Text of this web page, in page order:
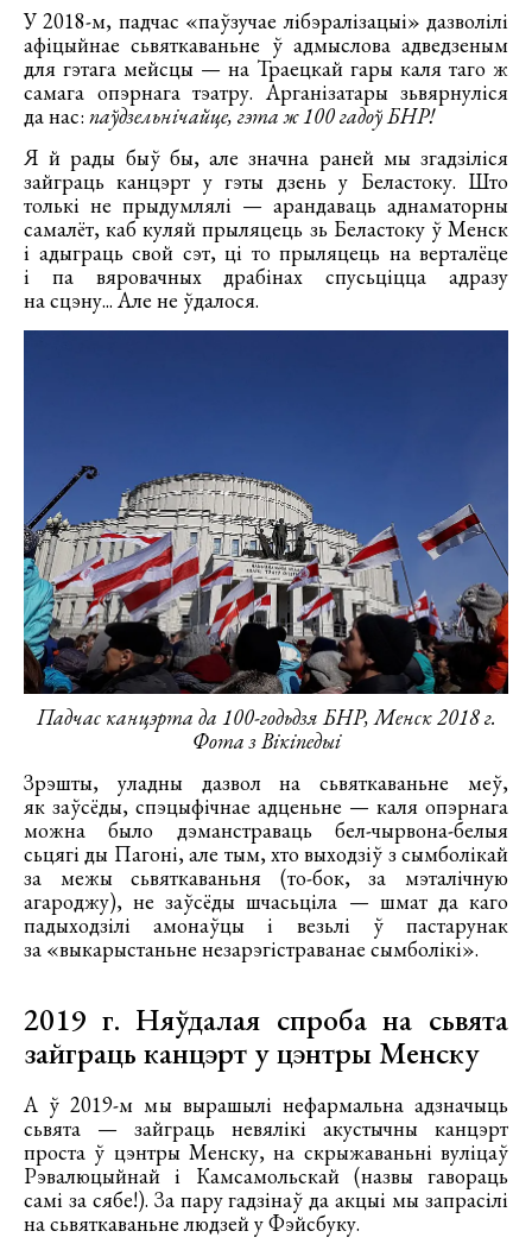
У 2018-м, падчас «паўзучае лібэралізацыі» дазволілі
афіцыйнае сьвяткаваньне ў адмыслова адведзеным
для гэтага мейсцы — на Траецкай гары каля таго ж
самага опэрнага тэатру. Арганізатары зьвярнуліся
да нас: паўдзельнічайце, гэта ж 100 гадоў БНР!
Я й рады быў бы, але значна раней мы згадзіліся
зайграць канцэрт у гэты дзень у Беластоку. Што
толькі не прыдумлялі — арандаваць аднаматорны
самалёт, каб куляй прыляцець зь Беластоку ў Менск
і адыграць свой сэт, ці то прыляцець на верталёце
і па вяровачных драбінах спусьціцца адразу
на сцэну... Але не ўдалося.
Падчас канцэрта да 100-годьдзя БНР, Менск 2018 г.
Фота з Вікіпедыі
Зрэшты, уладны дазвол на сьвяткаваньне меў,
як заўсёды, спэцыфічнае адценьне — каля опэрнага
можна было дэманстраваць бел-чырвона-белыя
сьцягі ды Пагоні, але тым, хто выходзіў з сымболікай
за межы сьвяткаваньня (то-бок, за мэталічную
агароджу), не заўсёды шчасьціла — шмат да каго
падыходзілі амонаўцы і везьлі ў пастарунак
за «выкарыстаньне незарэгістраванае сымболікі».
2019 г. Няўдалая спроба на сьвята
зайграць канцэрт у цэнтры Менску
А ў 2019-м мы вырашылі нефармальна адзначыць
сьвята — зайграць невялікі акустычны канцэрт
проста ў цэнтры Менску, на скрыжаваньні вуліцаў
Рэвалюцыйнай і Камсамольскай (назвы гавораць
самі за сябе!). За пару гадзінаў да акцыі мы запрасілі
на сьвяткаваньне людзей у Фэйсбуку.